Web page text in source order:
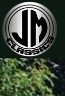
naar
de
inhoud